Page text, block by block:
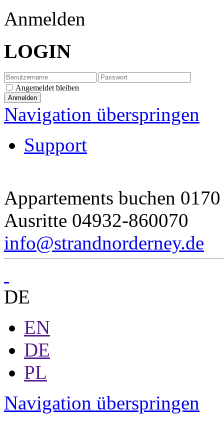
Anmelden
LOGIN
Angemeldet bleiben
Navigation überspringen
Support
Appartements buchen
Ausritte 04932-860070
info@strandnorderney.de
DE
EN
DE
PL
Navigation überspringen